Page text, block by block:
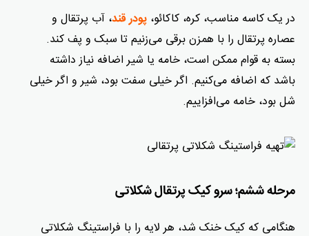
در یک کاسه مناسب، کره، کاکائو، پودر قند، آب پرتقال و
عصاره پرتقال را با همزن برقی می‌زنیم تا سبک و پف کند.
بسته به قوام ممکن است، خامه یا شیر اضافه نیاز داشته
باشد که اضافه می‌کنیم. اگر خیلی سفت بود، شیر و اگر خیلی
شل بود، خامه می‌افزاییم.
مرحله ششم؛ سرو کیک پرتقال شکلاتی
هنگامی که کیک خنک شد، هر لایه را با فراستینگ شکلاتی